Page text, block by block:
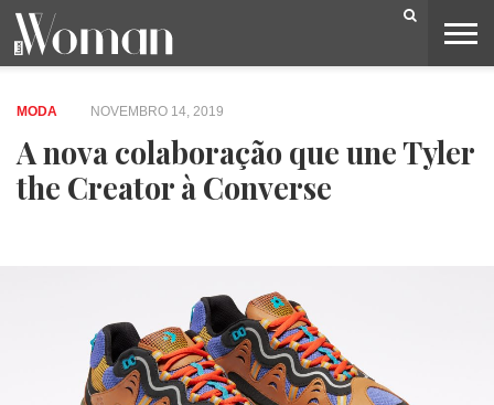
BELEZA
CAPA
LIFESTYLE
MODA
OPINIÃO
PESSOAS
SOCIEDADE
VIDEOS
MODA NOVEMBRO 14, 2019
A nova colaboração que une Tyler
the Creator à Converse